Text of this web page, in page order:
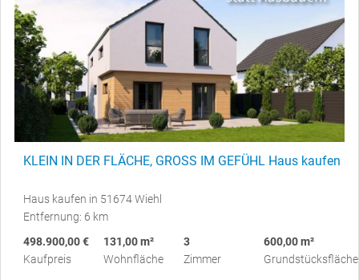
KLEIN IN DER FLÄCHE, GROSS IM GEFÜHL Haus kaufen
Haus kaufen in 51674 Wiehl
Entfernung: 6 km
498.900,00 €
Kaufpreis
131,00 m²
Wohnfläche
3
Zimmer
600,00 m²
Grundstücksfläche